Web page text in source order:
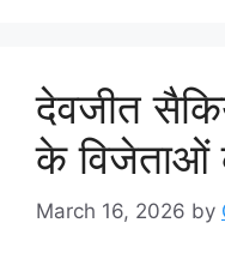
देवजीत
के विजेताओं
March 16, 2026 by